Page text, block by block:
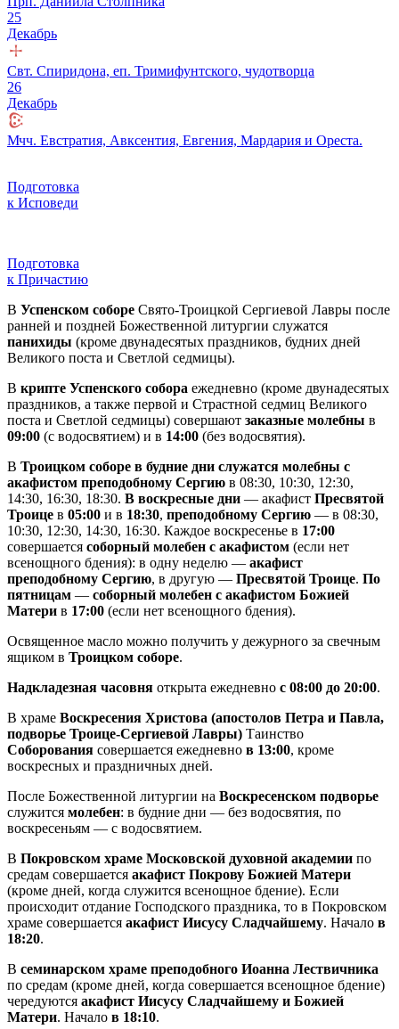
25
Декабрь
Свт. Спиридона, еп. Тримифунтского, чудотворца
26
Декабрь
Мчч. Евстратия, Авксентия, Евгения, Мардария и Ореста.
Подготовка
к Исповеди
Подготовка
к Причастию
В Успенском соборе Свято-Троицкой Сергиевой Лавры после
ранней и поздней Божественной литургии служатся
панихиды (кроме двунадесятых праздников, будних дней
Великого поста и Светлой седмицы).
В крипте Успенского собора ежедневно (кроме двунадесятых
праздников, а также первой и Страстной седмиц Великого
поста и Светлой седмицы) совершают заказные молебны в
09:00 (с водосвятием) и в 14:00 (без водосвятия).
В Троицком соборе в будние дни служатся молебны с
акафистом преподобному Сергию в 08:30, 10:30, 12:30,
14:30, 16:30, 18:30. В воскресные дни — акафист Пресвятой
Троице в 05:00 и в 18:30, преподобному Сергию — в 08:30,
10:30, 12:30, 14:30, 16:30. Каждое воскресенье в 17:00
совершается соборный молебен с акафистом (если нет
всенощного бдения): в одну неделю — акафист
преподобному Сергию, в другую — Пресвятой Троице. По
пятницам — соборный молебен с акафистом Божией
Матери в 17:00 (если нет всенощного бдения).
Освященное масло можно получить у дежурного за свечным
ящиком в Троицком соборе.
Надкладезная часовня открыта ежедневно с 08:00 до 20:00.
В храме Воскресения Христова (апостолов Петра и Павла,
подворье Троице-Сергиевой Лавры) Таинство
Соборования совершается ежедневно в 13:00, кроме
воскресных и праздничных дней.
После Божественной литургии на Воскресенском подворье
служится молебен: в будние дни — без водосвятия, по
воскресеньям — с водосвятием.
В Покровском храме Московской духовной академии по
средам совершается акафист Покрову Божией Матери
(кроме дней, когда служится всенощное бдение). Если
происходит отдание Господского праздника, то в Покровском
храме совершается акафист Иисусу Сладчайшему. Начало в
18:20.
В семинарском храме преподобного Иоанна Лествичника
по средам (кроме дней, когда совершается всенощное бдение)
чередуются акафист Иисусу Сладчайшему и Божией
Матери. Начало в 18:10.